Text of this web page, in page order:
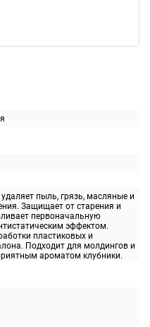
пыль, грязь, масляные и
Защищает от старения и
первоначальную
эффектом.
пластиковых и
Подходит для молдингов и
ароматом клубники.